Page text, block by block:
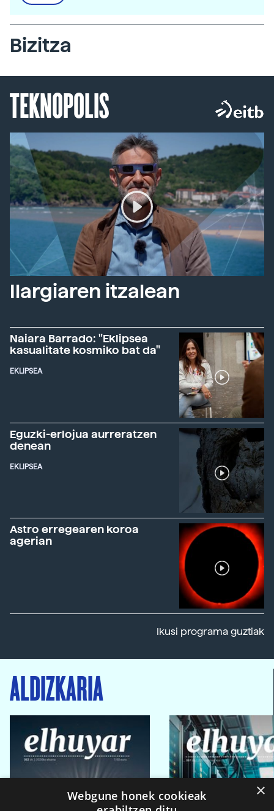
Bizitza
TEKNOPOLIS
Ilargiaren itzalean
Naiara Barrado: "Eklipsea
kasualitate kosmiko bat da"
EKLIPSEA
Eguzki-erlojua aurreratzen
denean
EKLIPSEA
Astro erregearen koroa
agerian
Ikusi programa guztiak
ALDIZKARIA
×
Webgune honek cookieak